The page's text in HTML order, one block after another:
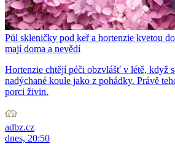
Půl skleničky pod keř a hortenzie kvetou
mají doma a nevědí
Hortenzie chtějí péči obzvlášť v létě, když
nadýchané koule jako z pohádky. Právě
porci živin.
adbz.cz
dnes, 20:50